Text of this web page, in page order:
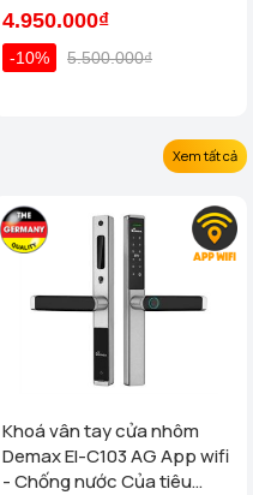
4.950.000₫
-10% 5.500.000₫
Xem tất cả
Khoá vân tay cửa nhôm
Demax El-C103 AG App wifi
- Chống nước Của tiêu